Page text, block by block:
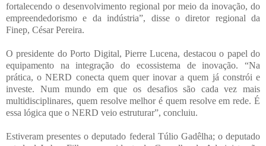
fortalecendo o desenvolvimento regional por meio da inovação, do
empreendedorismo e da indústria”, disse o diretor regional da
Finep, César Pereira.
O presidente do Porto Digital, Pierre Lucena, destacou o papel do
equipamento na integração do ecossistema de inovação. “Na
prática, o NERD conecta quem quer inovar a quem já constrói e
investe. Num mundo em que os desafios são cada vez mais
multidisciplinares, quem resolve melhor é quem resolve em rede. É
essa lógica que o NERD veio estruturar”, concluiu.
Estiveram presentes o deputado federal Túlio Gadêlha; o deputado